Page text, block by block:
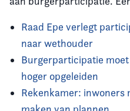
Raad Epe verlegt
naar wethouder
Burgerparticipatie
hoger opgeleiden
Rekenkamer: